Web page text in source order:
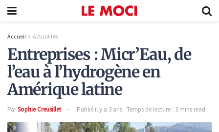
Accueil Actualités
Entreprises : Micr’Eau, de
l’eau à l’hydrogène en
Amérique latine
ParSophie Creusillet Publié il y a 3 ans Temps de lecture : 3 mins read